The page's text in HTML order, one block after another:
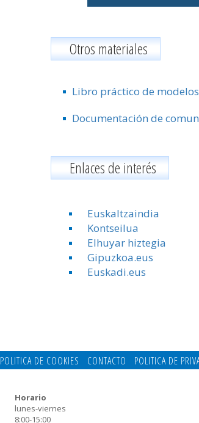
Otros materiales
Libro práctico de
Documentación de
Enlaces de interés
Euskaltzaindia
Kontseilua
Elhuyar hiztegia
Gipuzkoa.eus
Euskadi.eus
POLITICA DE COOKIES CONTACTO POLITICA DE
Horario
lunes-viernes
8:00-15:00